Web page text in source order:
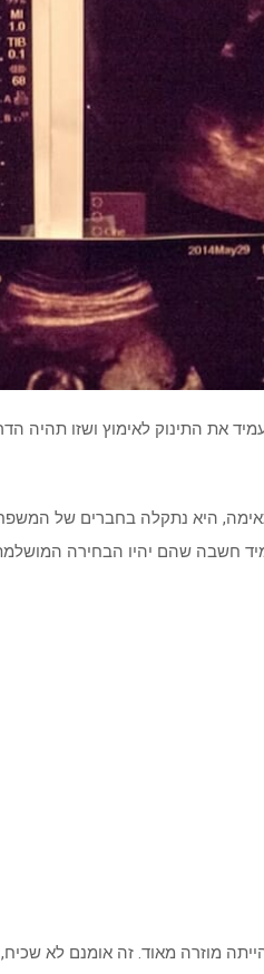
את התינוק לאימוץ ושזו תהיה
היא נתקלה בחברים של
חשבה שהם יהיו הבחירה
מוזרה מאוד. זה אומנם לא